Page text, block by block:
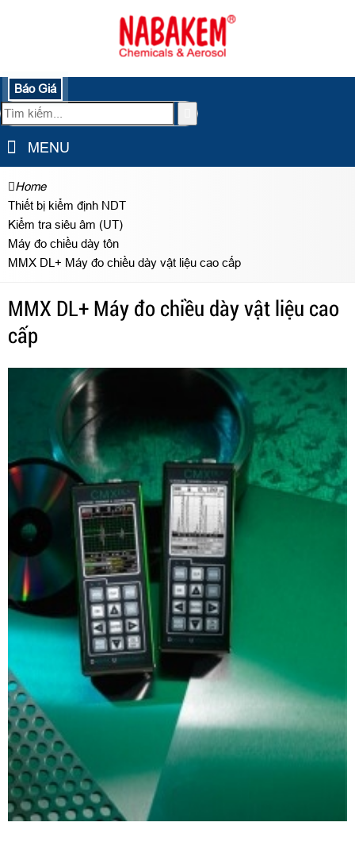
Báo Giá
MENU
Home
Thiết bị kiểm định NDT
Kiểm tra siêu âm (UT)
Máy đo chiều dày tôn
MMX DL+ Máy đo chiều dày vật liệu cao cấp
MMX DL+ Máy đo chiều dày vật liệu cao
cấp